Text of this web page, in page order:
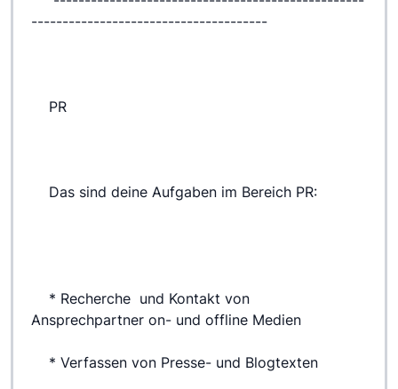
--------------------------------------
PR
Das sind deine Aufgaben im Bereich PR:
Ansprechpartner on- und offline Medien
* Verfassen von Presse- und Blogtexten